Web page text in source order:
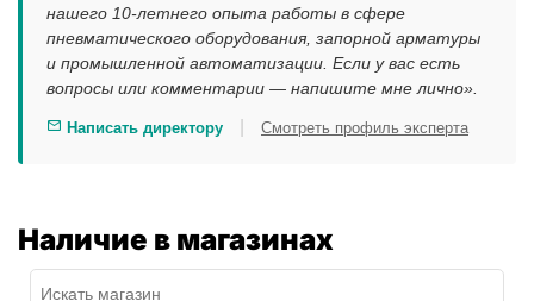
нашего 10-летнего опыта работы в сфере
пневматического оборудования, запорной арматуры
и промышленной автоматизации. Если у вас есть
вопросы или комментарии — напишите мне лично».
Написать директору Смотреть профиль эксперта
Наличие в магазинах